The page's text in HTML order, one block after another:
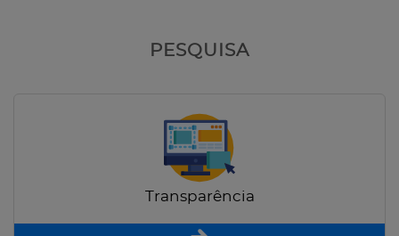
PESQUISA
Transparência